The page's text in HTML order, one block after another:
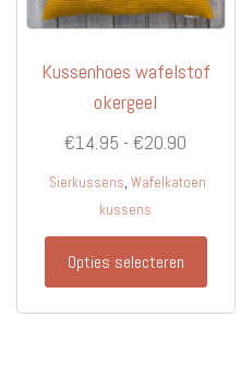
Kussenhoes wafelstof
okergeel
€14.95 - €20.90
€20.90
Sierkussens, Wafelkatoen
kussens
Opties selecteren
Dit